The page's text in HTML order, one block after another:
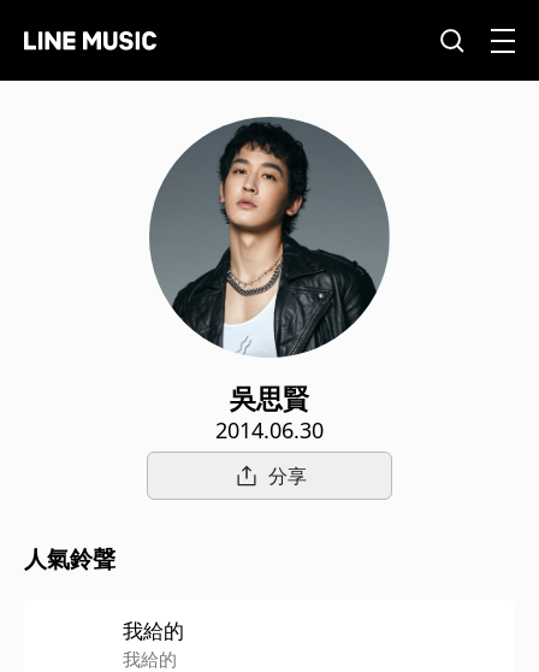
吳思賢
2014.06.30
分享
人氣鈴聲
我給的
我給的